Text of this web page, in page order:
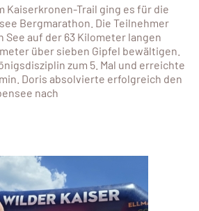
Kaiserkronen-Trail ging es für die
Bergmarathon. Die Teilnehmer
See auf der 63 Kilometer langen
über sieben Gipfel bewältigen.
zum 5. Mal und erreichte
Doris absolvierte erfolgreich den
nach